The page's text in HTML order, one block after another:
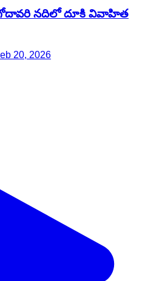
నదిలో దూకి వివాహిత
20, 2026